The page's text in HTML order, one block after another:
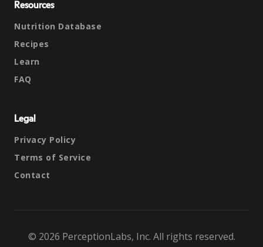
Resources
Nutrition Database
Recipes
Learn
FAQ
Legal
Privacy Policy
Terms of Service
Contact
© 2026 PerceptionLabs, Inc. All rights reserved.